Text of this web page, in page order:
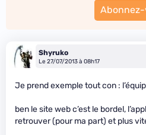
Shyruko
Le 27/07/2013 à 08h17
Je prend exemple tout con :
ben le site web c’est le bordel,
retrouver (pour ma part) et plus